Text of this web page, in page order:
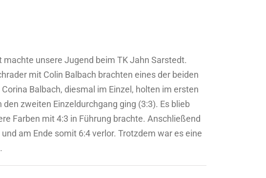
unsere Jugend beim TK Jahn Sarstedt.
mit Colin Balbach brachten eines der beiden
Balbach, diesmal im Einzel, holten im ersten
zweiten Einzeldurchgang ging (3:3). Es blieb
Farben mit 4:3 in Führung brachte. Anschließend
am Ende somit 6:4 verlor. Trotzdem war es eine